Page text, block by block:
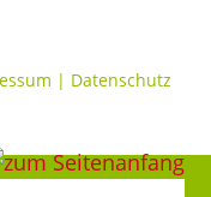
| Datenschutz